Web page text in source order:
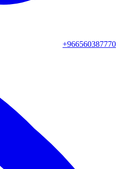
+966560387770